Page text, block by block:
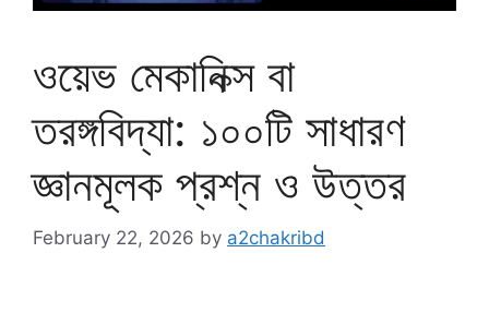
ওয়েভ মেকানিক্স বা
তরঙ্গবিদ্যা: ১০০টি সাধারণ
জ্ঞানমূলক প্রশ্ন ও উত্তর
February 22, 2026 by a2chakribd